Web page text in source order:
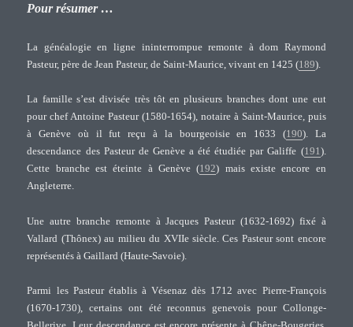
Pour résumer …
La généalogie en ligne ininterrompue remonte à dom Raymond
Pasteur, père de Jean Pasteur, de Saint-Maurice, vivant en 1425 (189).
La famille s’est divisée très tôt en plusieurs branches dont une eut
pour chef Antoine Pasteur (1580-1654), notaire à Saint-Maurice, puis
à Genève où il fut reçu à la bourgeoisie en 1633 (190). La
descendance des Pasteur de Genève a été étudiée par Galiffe (191).
Cette branche est éteinte à Genève (192) mais existe encore en
Angleterre.
Une autre branche remonte à Jacques Pasteur (1632-1692) fixé à
Vallard (Thônex) au milieu du XVIIe siècle. Ces Pasteur sont encore
représentés à Gaillard (Haute-Savoie).
Parmi les Pasteur établis à Vésenaz dès 1712 avec Pierre-François
(1670-1730), certains ont été reconnus genevois pour Collonge-